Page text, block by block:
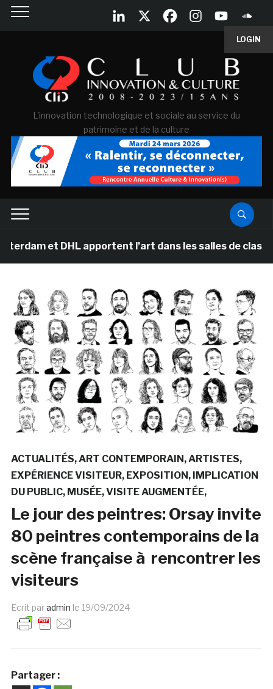
LOGIN
L'innovation technologique et sociale au service du
patrimoine et de la culture
et DHL apportent l’art dans les salles de classe des
ACTUALITÉS ART CONTEMPORAIN ARTISTES
EXPÉRIENCE VISITEUR EXPOSITION IMPLICATION
DU PUBLIC MUSÉE VISITE AUGMENTÉE
Le jour des peintres: Orsay invite
80 peintres contemporains de la
scène française à rencontrer les
visiteurs
Ecrit paradmin le 19/09/2024
Partager :